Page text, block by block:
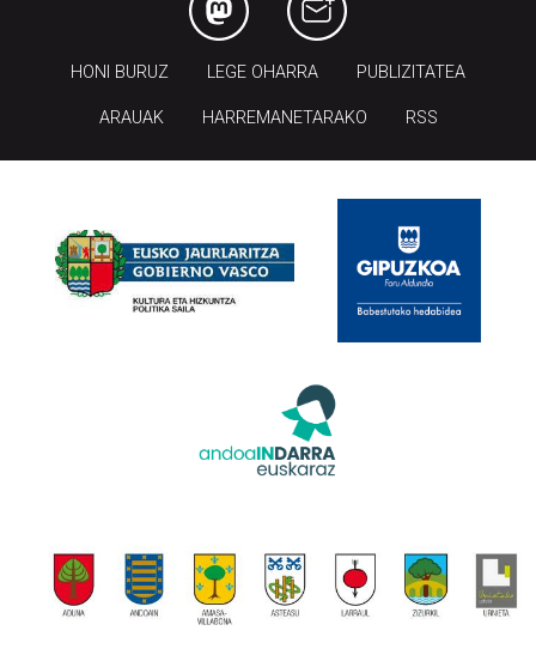
HONI BURUZ LEGE OHARRA PUBLIZITATEA
ARAUAK HARREMANETARAKO RSS